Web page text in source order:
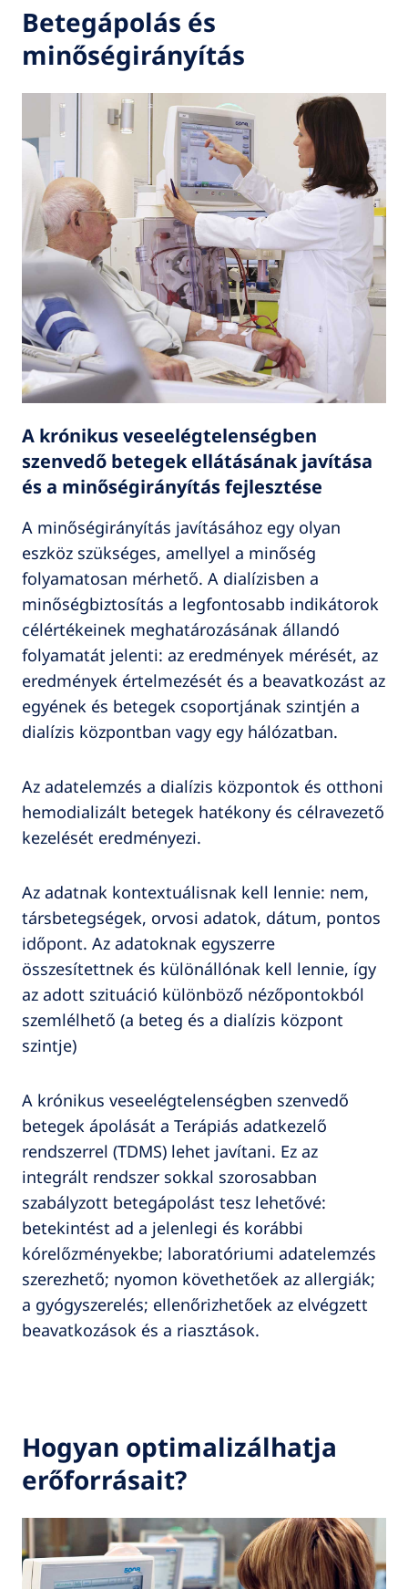
Betegápolás és
minőségirányítás
A krónikus veseelégtelenségben
szenvedő betegek ellátásának javítása
és a minőségirányítás fejlesztése
A minőségirányítás javításához egy olyan
eszköz szükséges, amellyel a minőség
folyamatosan mérhető. A dialízisben a
minőségbiztosítás a legfontosabb indikátorok
célértékeinek meghatározásának állandó
folyamatát jelenti: az eredmények mérését, az
eredmények értelmezését és a beavatkozást az
egyének és betegek csoportjának szintjén a
dialízis központban vagy egy hálózatban.
Az adatelemzés a dialízis központok és otthoni
hemodializált betegek hatékony és célravezető
kezelését eredményezi.
Az adatnak kontextuálisnak kell lennie: nem,
társbetegségek, orvosi adatok, dátum, pontos
időpont. Az adatoknak egyszerre
összesítettnek és különállónak kell lennie, így
az adott szituáció különböző nézőpontokból
szemlélhető (a beteg és a dialízis központ
szintje)
A krónikus veseelégtelenségben szenvedő
betegek ápolását a Terápiás adatkezelő
rendszerrel (TDMS) lehet javítani. Ez az
integrált rendszer sokkal szorosabban
szabályzott betegápolást tesz lehetővé:
betekintést ad a jelenlegi és korábbi
kórelőzményekbe; laboratóriumi adatelemzés
szerezhető; nyomon követhetőek az allergiák;
a gyógyszerelés; ellenőrizhetőek az elvégzett
beavatkozások és a riasztások.
Hogyan optimalizálhatja
erőforrásait?